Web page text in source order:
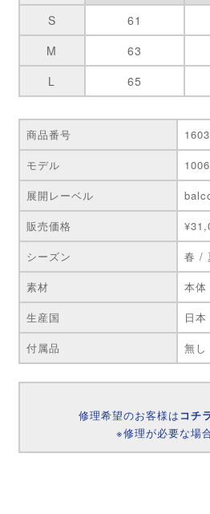
S 61
M
63
L
65
商品番号
モデル
展開レーベル
販売価格
シーズン
春 /
素材
本体
生産国
日本
付属品
無し
修理希望のお客様は コチ
※修理が必要な場